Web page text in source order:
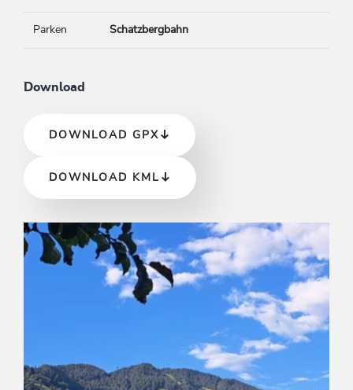
Parken Schatzbergbahn
Download
DOWNLOAD GPX
DOWNLOAD KML